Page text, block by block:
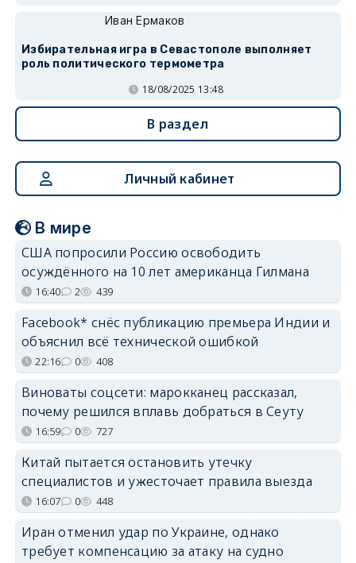
Иван Ермаков
Избирательная игра в Севастополе выполняет
роль политического термометра
18/08/2025 13:48
В раздел
Личный кабинет
В мире
США попросили Россию освободить
осуждённого на 10 лет американца Гилмана
16:40 2 439
Facebook* снёс публикацию премьера Индии и
объяснил всё технической ошибкой
22:16 0 408
Виноваты соцсети: марокканец рассказал,
почему решился вплавь добраться в Сеуту
16:59 0 727
Китай пытается остановить утечку
специалистов и ужесточает правила выезда
16:07 0 448
Иран отменил удар по Украине, однако
требует компенсацию за атаку на судно